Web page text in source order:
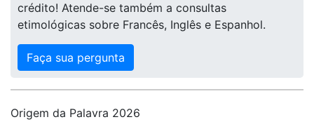
crédito! Atende-se também a consultas
etimológicas sobre Francês, Inglês e Espanhol.
Faça sua pergunta
Origem da Palavra 2026